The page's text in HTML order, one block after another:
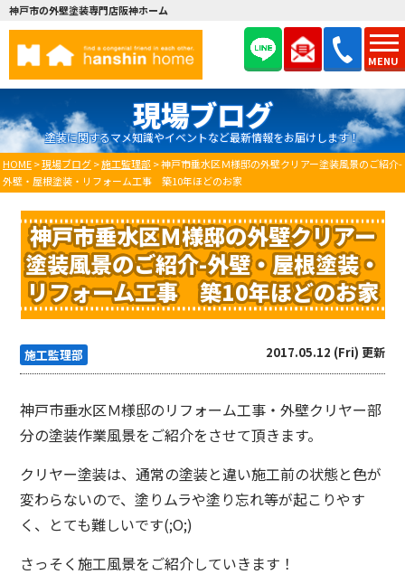
MENU
神戸市の外壁塗装専門店阪神ホーム
現場ブログ
塗装に関するマメ知識やイベントなど最新情報をお届けします！
HOME>現場ブログ>施工監理部 >神戸市垂水区Ｍ様邸の外壁クリアー塗装風景のご紹介-
外壁・屋根塗装・リフォーム工事 築10年ほどのお家
神戸市垂水区Ｍ様邸の外壁クリアー
塗装風景のご紹介-外壁・屋根塗装・
リフォーム工事 築10年ほどのお家
施工監理部 2017.05.12 (Fri) 更新
神戸市垂水区Ｍ様邸のリフォーム工事・外壁クリヤー部
分の塗装作業風景をご紹介をさせて頂きます。
クリヤー塗装は、通常の塗装と違い施工前の状態と色が
変わらないので、塗りムラや塗り忘れ等が起こりやす
く、とても難しいです(;O;)
さっそく施工風景をご紹介していきます！